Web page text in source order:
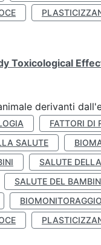
Toxicological
derivanti
FATTORI DI
SALUTE
SALUTE
SALUTE DEL
BIOMONITORAGGIO